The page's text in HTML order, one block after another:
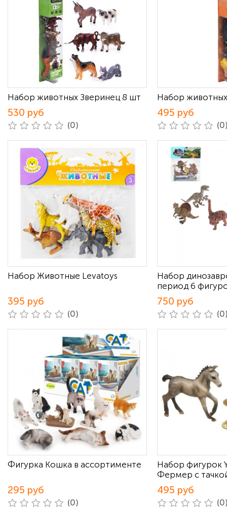
Набор животных Зверинец 8 шт
530 руб
(0)
Набор
495 руб
Набор Животные Levatoys
395 руб
(0)
Набор
период 6
750 руб
Фигурка Кошка в ассортименте
295 руб
(0)
Набор фигурок
Фермер с
495 руб